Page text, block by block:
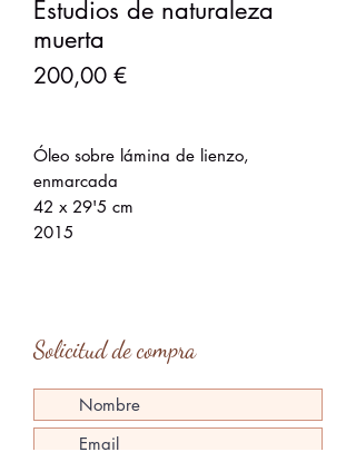
Estudios de naturaleza
muerta
200,00 €Precio
Óleo sobre lámina de lienzo,
enmarcada
42 x 29'5 cm
2015
Solicitud de compra